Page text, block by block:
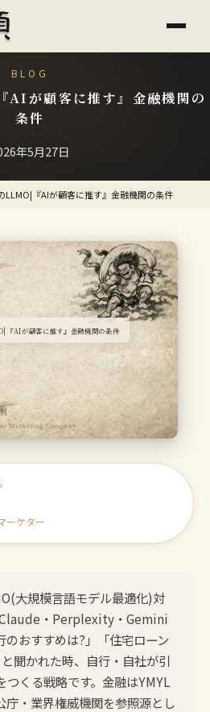
BLOG
が顧客に推す』金融機関の
条件
年5月27日
LLMO|『AIが顧客に推す』金融機関の条件
『AIが顧客に推す』金融機関の条件
Marketing Company
ーケター
大規模言語モデル最適化)対
・Perplexity・Gemini
のおすすめは?」「住宅ローン
聞かれた時、自行・自社が引
つくる戦略です。金融はYMYL
庁・業界権威機関を参照源とし